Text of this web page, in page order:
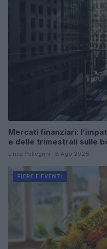
Mercati finanziari:
e delle trimestrali sulle
Linda Pellegrini · 8 Ago 2026
FIERE E EVENTI